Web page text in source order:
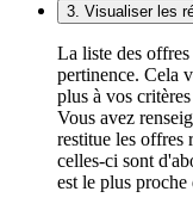
3. Visualiser les
La liste des
pertinence. Cela
plus à vos critères
Vous avez
restitue les offres
celles-ci sont
est le plus proche